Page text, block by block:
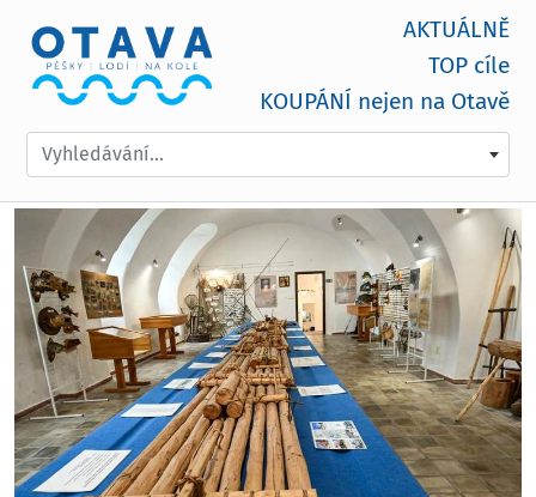
Vyhledávání...
AKTUÁLNĚ
TOP cíle
KOUPÁNÍ nejen na Otavě